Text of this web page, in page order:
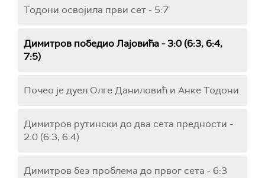
Тодони освојила први сет - 5:7
Димитров победио Лајовића - 3:0 (6:3, 6:4,
7:5)
Почео је дуел Олге Даниловић и Анке Тодони
Димитров рутински до два сета предности -
2:0 (6:3, 6:4)
Димитров без проблема до првог сета - 6:3